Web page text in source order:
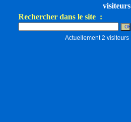
visiteurs
Rechercher dans le site :
Actuellement 2 visiteurs